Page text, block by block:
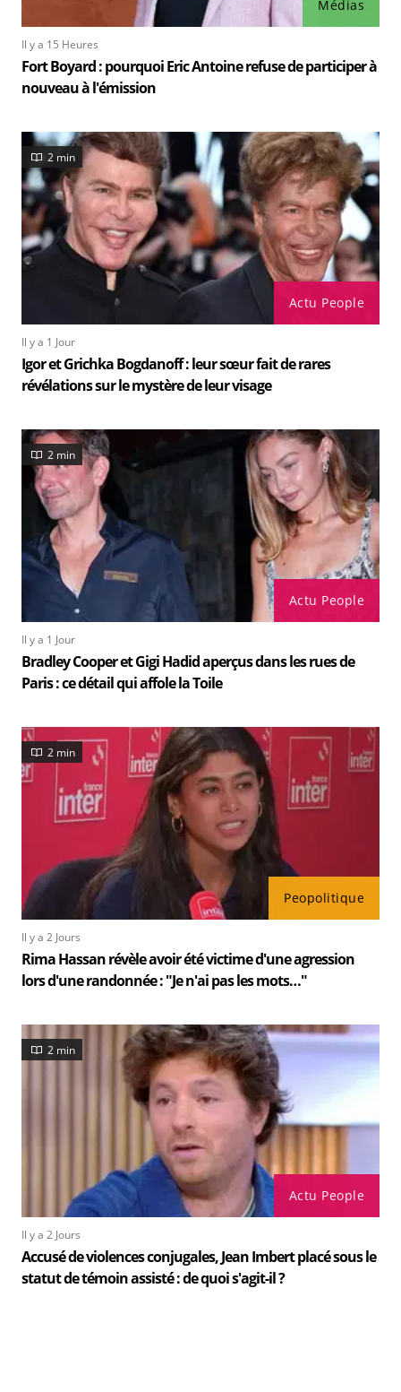
Médias
Il y a 15 Heures
Fort Boyard : pourquoi Eric Antoine refuse de participer à
nouveau à l'émission
Actu People
2 min
Il y a 1 Jour
Igor et Grichka Bogdanoff : leur sœur fait de rares
révélations sur le mystère de leur visage
Actu People
2 min
Il y a 1 Jour
Bradley Cooper et Gigi Hadid aperçus dans les rues de
Paris : ce détail qui affole la Toile
Peopolitique
2 min
Il y a 2 Jours
Rima Hassan révèle avoir été victime d'une agression
lors d'une randonnée : "Je n'ai pas les mots…"
Actu People
2 min
Il y a 2 Jours
Accusé de violences conjugales, Jean Imbert placé sous le
statut de témoin assisté : de quoi s'agit-il ?